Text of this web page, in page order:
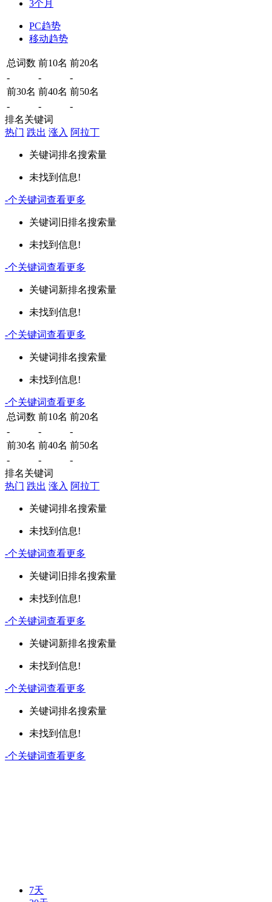
3个月
PC趋势
移动趋势
总词数 前10名 前20名
-
-
-
前30名 前40名 前50名
-
-
-
排名关键词
热门 跌出 涨入 阿拉丁
关键词排名搜索量
未找到信息!
-个关键词查看更多
关键词 旧排名搜索量
未找到信息!
-个关键词查看更多
关键词新排名搜索量
未找到信息!
-个关键词查看更多
关键词排名搜索量
未找到信息!
-个关键词查看更多
总词数 前10名 前20名
-
-
-
前30名 前40名 前50名
-
-
-
排名关键词
热门 跌出 涨入 阿拉丁
关键词排名搜索量
未找到信息!
-个关键词查看更多
关键词 旧排名搜索量
未找到信息!
-个关键词查看更多
关键词新排名搜索量
未找到信息!
-个关键词查看更多
关键词排名搜索量
未找到信息!
-个关键词查看更多
7天